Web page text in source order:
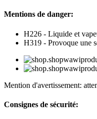
Mentions de danger:
H226 - Liquide et
H319 - Provoque une
Mention d'avertissement:
Consignes de sécurité: